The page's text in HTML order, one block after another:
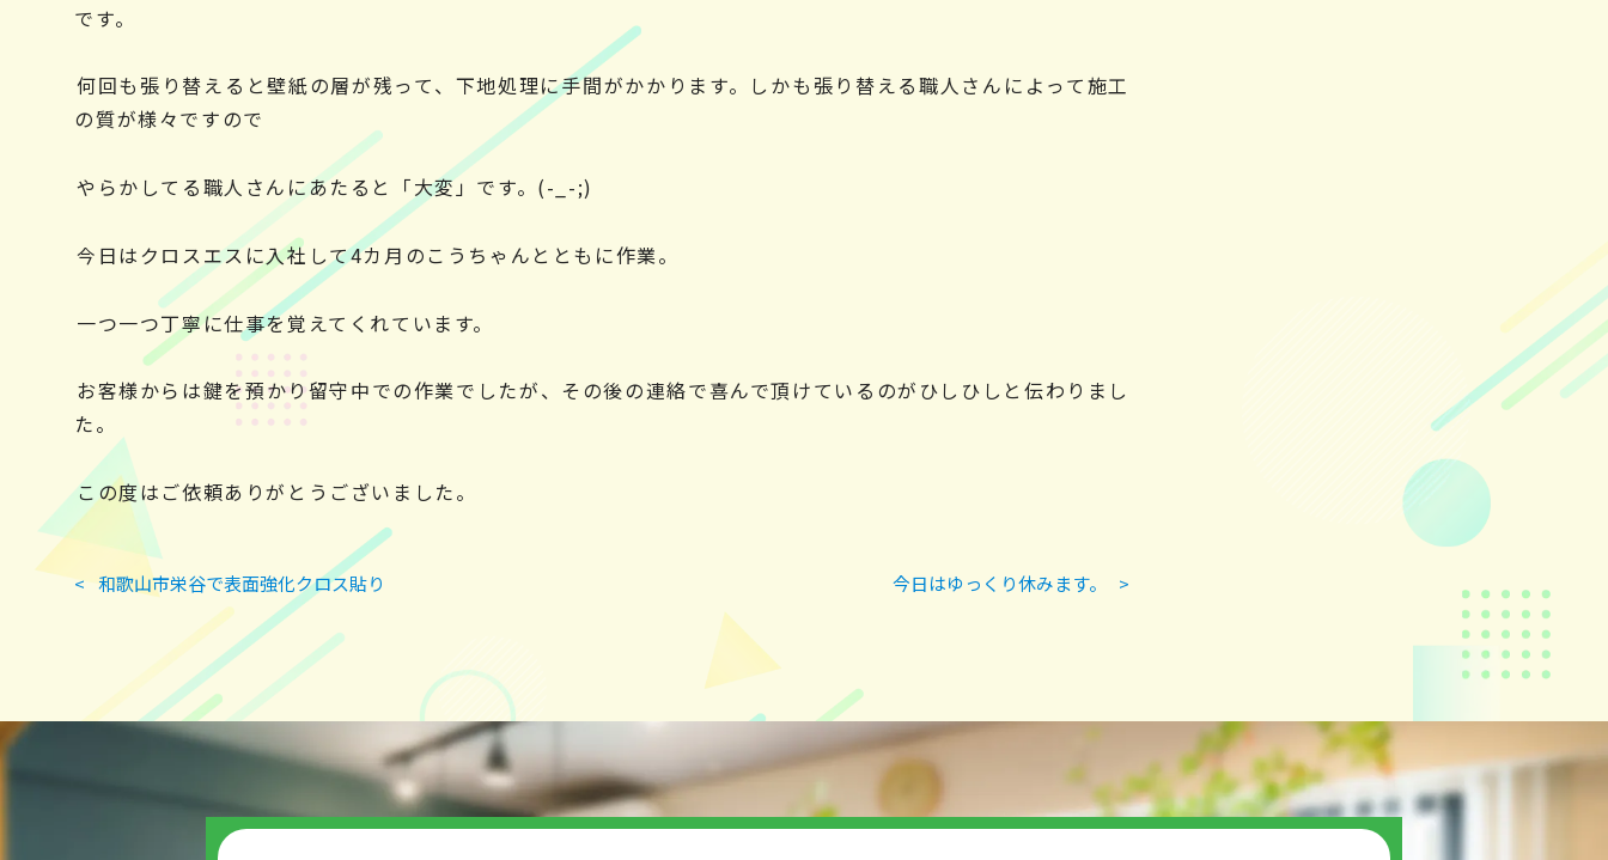
です。
何回も張り替えると壁紙の層が残って、下地処理に手間がかかります。しかも張り替える職人さんによって施工
の質が様々ですので
やらかしてる職人さんにあたると「大変」です。(-_-;)
今日はクロスエスに入社して4カ月のこうちゃんとともに作業。
一つ一つ丁寧に仕事を覚えてくれています。
お客様からは鍵を預かり留守中での作業でしたが、その後の連絡で喜んで頂けているのがひしひしと伝わりまし
た。
この度はご依頼ありがとうございました。
投
< 和歌山市栄谷で表面強化クロス貼り 今日はゆっくり休みます。 >